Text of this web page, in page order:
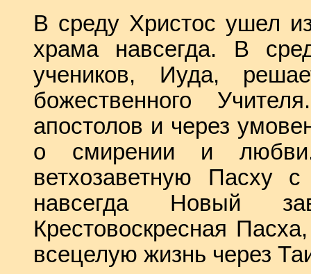
В среду Христос ушел
храма навсегда. В
учеников, Иуда,
божественного
апостолов и через
о смирении и
ветхозаветную Пасху
навсегда Новый
Крестовоскресная
всецелую жизнь через